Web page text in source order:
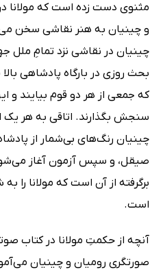
مثنوی دست زده است که مولانا
و چینیان به هنر نقاشی سخن
چینیان در نقاشی نزد تمامِ
بحث روزی در بارگاه پادشاهی
که جمعی از هر دو قوم بیایند و
سنجش بگذارند. اتاقی به هر
چینیان رنگ‌های بی‌شمار از
صیقل، و سپس آزمون آغاز
برگرفته از آن است که مولانا را
است.
آنچه از حکمتِ مولانا در کتاب
صورتگری رومیان و چینیان